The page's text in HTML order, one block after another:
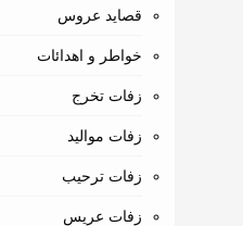
قصايد عروس
خواطر و اهدائات
زفات تخرج
زفات مواليد
زفات ترحيب
زفات عريس